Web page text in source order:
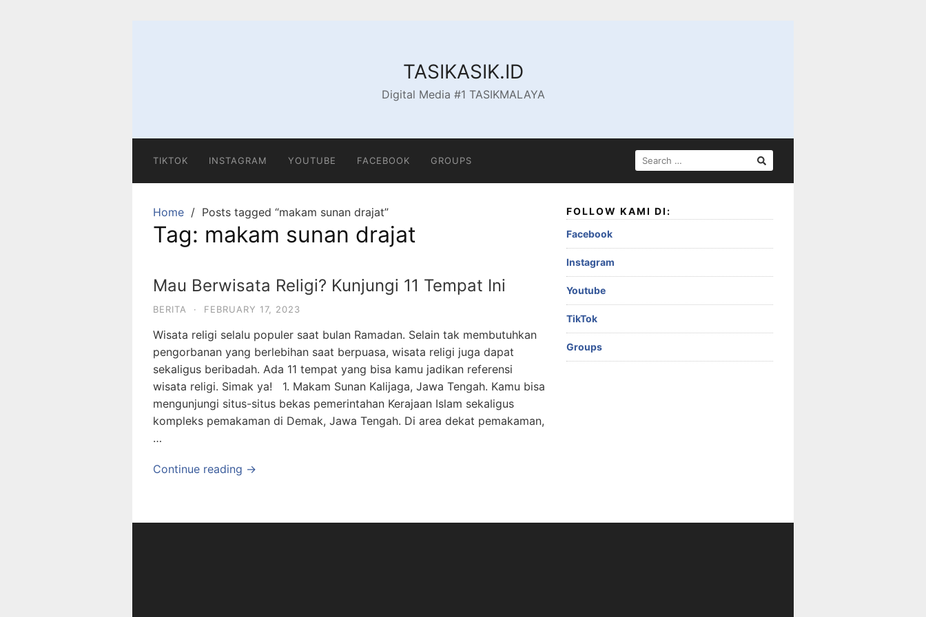
TASIKASIK.ID
Digital Media #1 TASIKMALAYA
TIKTOK INSTAGRAM YOUTUBE FACEBOOK GROUPS
SEARCH
FOR:
Home Posts tagged “makam sunan drajat”
Tag: makam sunan drajat
Mau Berwisata Religi? Kunjungi 11 Tempat Ini
BERITA · FEBRUARY 17, 2023
Wisata religi selalu populer saat bulan Ramadan. Selain tak membutuhkan
pengorbanan yang berlebihan saat berpuasa, wisata religi juga dapat
sekaligus beribadah. Ada 11 tempat yang bisa kamu jadikan referensi
wisata religi. Simak ya! 1. Makam Sunan Kalijaga, Jawa Tengah. Kamu bisa
mengunjungi situs-situs bekas pemerintahan Kerajaan Islam sekaligus
kompleks pemakaman di Demak, Jawa Tengah. Di area dekat pemakaman,
…
Continue reading →
FOLLOW KAMI DI:
Facebook
Instagram
Youtube
TikTok
Groups